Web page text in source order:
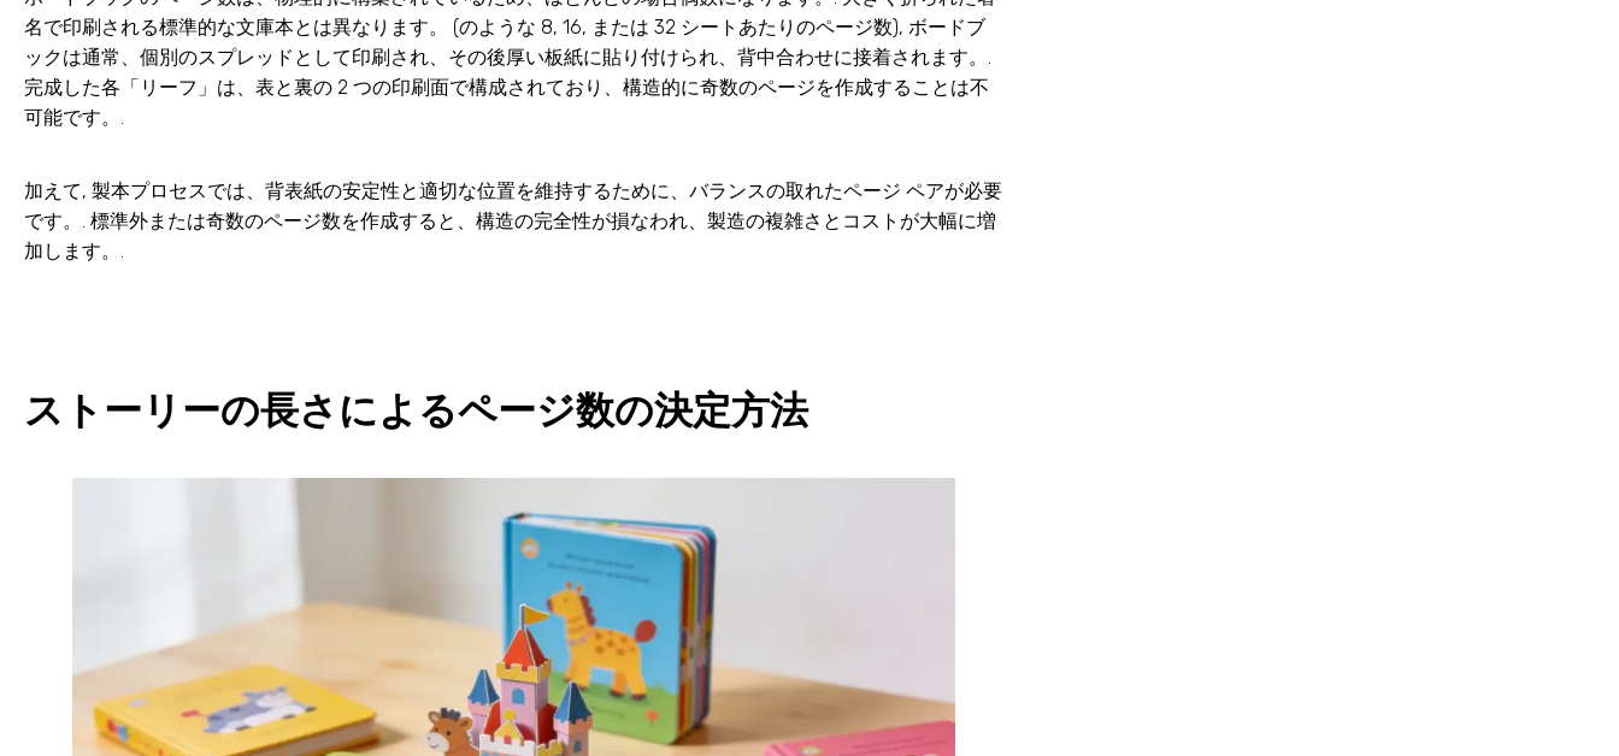
名で印刷される標準的な文庫本とは異なります。 (のような 8, 16, または 32 シートあたりのページ数), ボードブ
ックは通常、個別のスプレッドとして印刷され、その後厚い板紙に貼り付けられ、背中合わせに接着されます。.
完成した各「リーフ」は、表と裏の 2 つの印刷面で構成されており、構造的に奇数のページを作成することは不
可能です。.
加えて, 製本プロセスでは、背表紙の安定性と適切な位置を維持するために、バランスの取れたページ ペアが必要
です。. 標準外または奇数のページ数を作成すると、構造の完全性が損なわれ、製造の複雑さとコストが大幅に増
加します。.
ストーリーの長さによるページ数の決定方法